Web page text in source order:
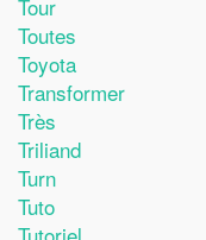
Tour
Toutes
Toyota
Transformer
Très
Triliand
Turn
Tuto